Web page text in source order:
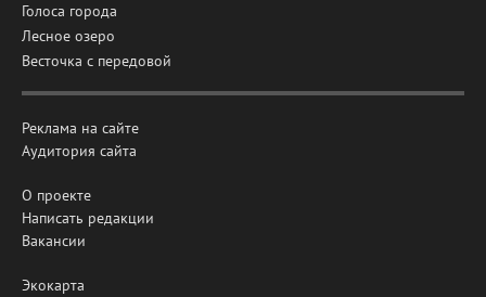
Голоса города
Лесное озеро
Весточка с передовой
Реклама на сайте
Аудитория сайта
О проекте
Написать редакции
Вакансии
Экокарта